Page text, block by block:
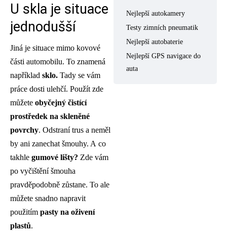
U skla je situace
jednodušší
Jiná je situace mimo kovové
části automobilu. To znamená
například sklo. Tady se vám
práce dosti ulehčí. Použít zde
můžete obyčejný čistící
prostředek na skleněné
povrchy. Odstraní trus a neměl
by ani zanechat šmouhy. A co
takhle gumové lišty? Zde vám
po vyčištění šmouha
pravděpodobně zůstane. To ale
můžete snadno napravit
použitím pasty na oživení
plastů.
Nejlepší autokamery
Testy zimních pneumatik
Nejlepší autobaterie
Nejlepší GPS navigace do
auta